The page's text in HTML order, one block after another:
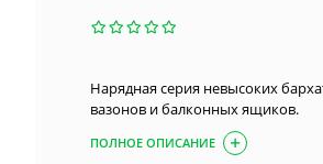
Нарядная серия невысоких
вазонов и балконных ящиков.
ПОЛНОЕ ОПИСАНИЕ